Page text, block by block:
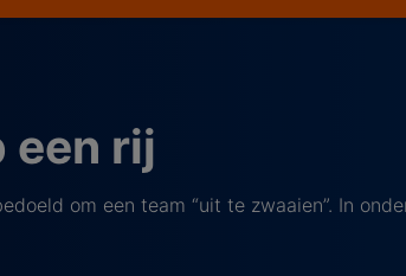
een rij
om een team “uit te zwaaien”. In